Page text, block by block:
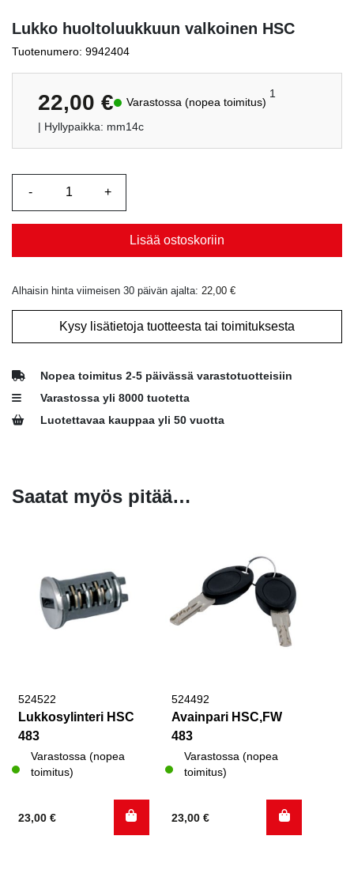
Lukko huoltoluukkuun valkoinen HSC
Tuotenumero: 9942404
22,00 € Varastossa (nopea toimitus)
1
| Hyllypaikka: mm14c
Lisää ostoskoriin
Alhaisin hinta viimeisen 30 päivän ajalta: 22,00 €
Kysy lisätietoja tuotteesta tai toimituksesta
Nopea toimitus 2-5 päivässä varastotuotteisiin
Varastossa yli 8000 tuotetta
Luotettavaa kauppaa yli 50 vuotta
Saatat myös pitää…
524522
Lukkosylinteri HSC
483
Varastossa (nopea
toimitus)
23,00 €
524492
Avainpari HSC,FW
483
Varastossa (nopea
toimitus)
23,00 €